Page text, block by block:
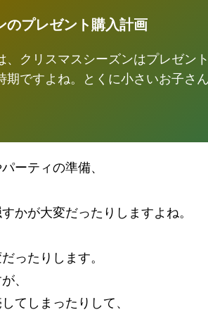
のプレゼント購入計画
、クリスマスシーズンはプレゼン
期ですよね。とくに小さいお子さ
ーティの準備、
かが大変だったりしますよね。
ったりします。
、
てしまったりして、